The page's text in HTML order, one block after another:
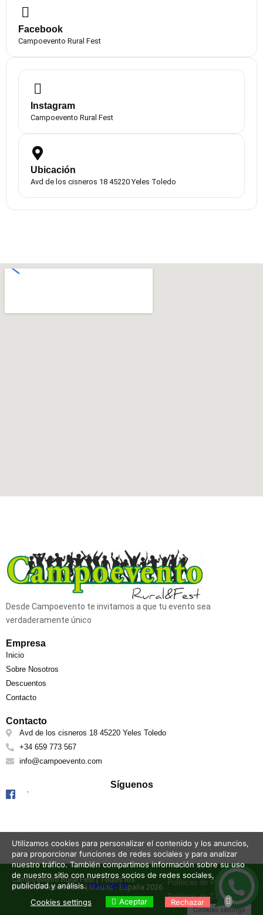
Facebook
Campoevento Rural Fest
Instagram
Campoevento Rural Fest
Ubicación
Avd de los cisneros 18 45220 Yeles Toledo
Desde Campoevento te invitamos a que tu evento sea
verdaderamente único
Empresa
Inicio
Sobre Nosotros
Descuentos
Contacto
Contacto
Avd de los cisneros 18 45220 Yeles Toledo
+34 659 773 567
info@campoevento.com
Síguenos
Campoevento Rural Fest | Todos los
derechos reservados | Madrid - España 2026
Políticas de Privacidad
Políticas de Cookies
Utilizamos cookies para personalizar el contenido y los anuncios,
para proporcionar funciones de redes sociales y para analizar
nuestro tráfico. También compartimos información sobre su uso
de nuestro sitio con nuestros socios de redes sociales,
publicidad y análisis.View more
Cookies settings
Aceptar Rechazar
Cookies settings